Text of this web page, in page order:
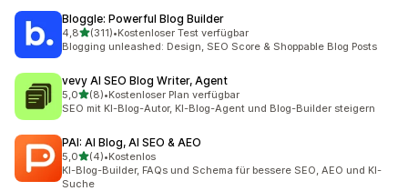
Bloggle: Powerful Blog Builder
4,8von 5 Sternen
(311)
311 Rezensionen insgesamt
•Kostenloser Test verfügbar
Blogging unleashed: Design, SEO Score & Shoppable Blog Posts
vevy AI SEO Blog Writer, Agent
5,0von 5 Sternen
(8)
8 Rezensionen insgesamt
•Kostenloser Plan verfügbar
SEO mit KI-Blog-Autor, KI-Blog-Agent und Blog-Builder steigern
PAI: AI Blog, AI SEO & AEO
5,0von 5 Sternen
(4)
4 Rezensionen insgesamt
•Kostenlos
KI-Blog-Builder, FAQs und Schema für bessere SEO, AEO und KI-
Suche